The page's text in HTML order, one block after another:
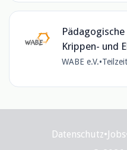
Krippen- und
WABE e.V.•Teilzeit
Datenschutz•Jobs